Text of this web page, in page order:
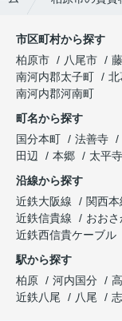
市区町村から探す
柏原市
八尾市
南河内郡太子町
北
南河内郡河南町
町名から探す
国分本町
法善寺
田辺
本郷
太平寺
沿線から探す
近鉄大阪線
関西本
近鉄信貴線
おお
近鉄西信貴ケーブル
駅から探す
柏原
河内国分
近鉄八尾
八尾